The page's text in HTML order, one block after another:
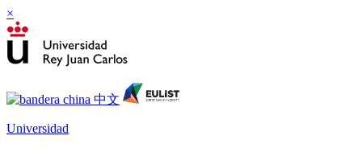
×
Universidad